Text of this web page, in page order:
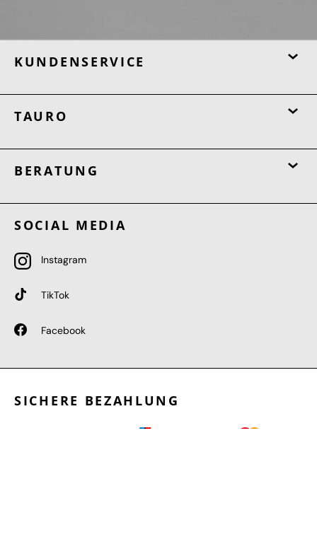
KUNDENSERVICE
TAURO
BERATUNG
SOCIAL MEDIA
Instagram
TikTok
Facebook
SICHERE BEZAHLUNG